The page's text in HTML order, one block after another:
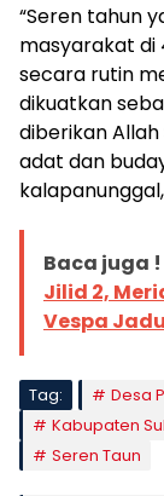
“Seren tahun
masyarakat di
secara rutin
dikuatkan
diberikan
adat dan
Baca juga !
Jilid 2,
Vespa
Tag:
Desa
Kabupaten
Seren Taun